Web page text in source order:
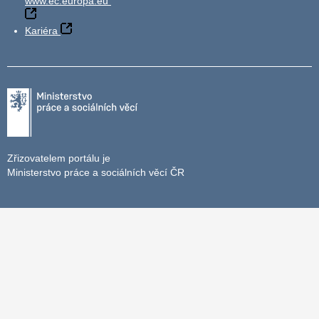
Kariéra
Zřizovatelem portálu je
Ministerstvo práce a sociálních věcí ČR